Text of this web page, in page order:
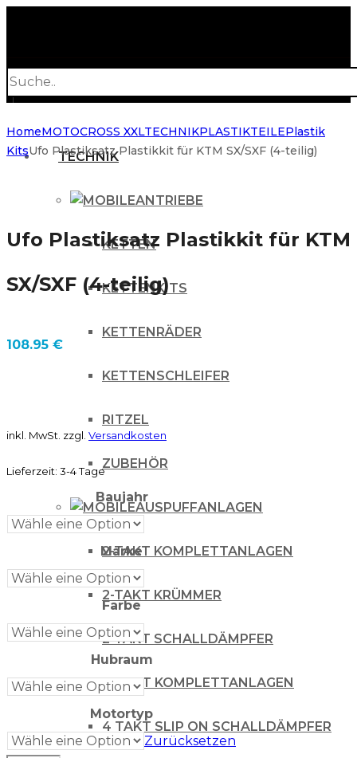
search
TECHNIK
ANTRIEBE
KETTEN
KETTENKITS
KETTENRÄDER
KETTENSCHLEIFER
RITZEL
ZUBEHÖR
AUSPUFFANLAGEN
2-TAKT KOMPLETTANLAGEN
2-TAKT KRÜMMER
2-TAKT SCHALLDÄMPFER
4 TAKT KOMPLETTANLAGEN
4 TAKT SLIP ON SCHALLDÄMPFER
HomeMOTOCROSS XXLTECHNIKPLASTIKTEILEPlastik
KitsUfo Plastiksatz Plastikkit für KTM SX/SXF (4-teilig)
Ufo Plastiksatz Plastikkit für KTM
SX/SXF (4-teilig)
108.95 €
inkl. MwSt. zzgl. Versandkosten
Lieferzeit: 3-4 Tage
Baujahr
Marke
Farbe
Hubraum
Motortyp
Zurücksetzen